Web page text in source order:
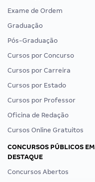
Exame de Ordem
Graduação
Pós-Graduação
Cursos por Concurso
Cursos por Carreira
Cursos por Estado
Cursos por Professor
Oficina de Redação
Cursos Online Gratuitos
CONCURSOS PÚBLICOS EM
DESTAQUE
Concursos Abertos